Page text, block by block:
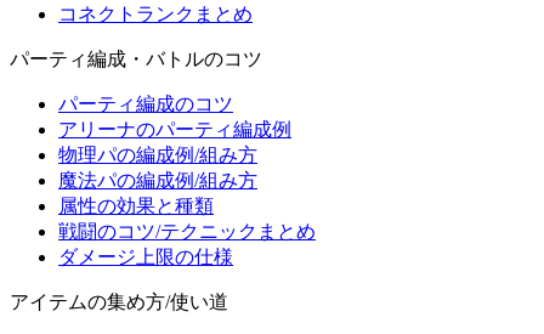
コネクトランクまとめ
パーティ編成・バトルのコツ
パーティ編成のコツ
アリーナのパーティ編成例
物理パの編成例/組み方
魔法パの編成例/組み方
属性の効果と種類
戦闘のコツ/テクニックまとめ
ダメージ上限の仕様
アイテムの集め方/使い道